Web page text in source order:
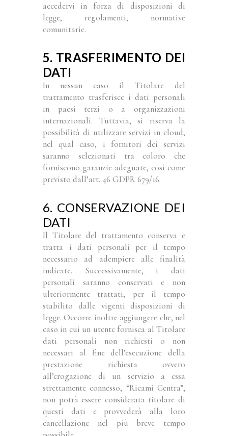
accedervi in forza di disposizioni di
legge, regolamenti, normative
comunitarie.
5. TRASFERIMENTO DEI
DATI
In nessun caso il Titolare del
trattamento trasferisce i dati personali
in paesi terzi o a organizzazioni
internazionali. Tuttavia, si riserva la
possibilità di utilizzare servizi in cloud;
nel qual caso, i fornitori dei servizi
saranno selezionati tra coloro che
forniscono garanzie adeguate, così come
previsto dall’art. 46 GDPR 679/16.
6. CONSERVAZIONE DEI
DATI
Il Titolare del trattamento conserva e
tratta i dati personali per il tempo
necessario ad adempiere alle finalità
indicate. Successivamente, i dati
personali saranno conservati e non
ulteriormente trattati, per il tempo
stabilito dalle vigenti disposizioni di
legge. Occorre inoltre aggiungere che, nel
caso in cui un utente fornisca al Titolare
dati personali non richiesti o non
necessari al fine dell’esecuzione della
prestazione richiesta ovvero
all’erogazione di un servizio a essa
strettamente connesso, “Ricami Centra”,
non potrà essere considerata titolare di
questi dati e provvederà alla loro
cancellazione nel più breve tempo